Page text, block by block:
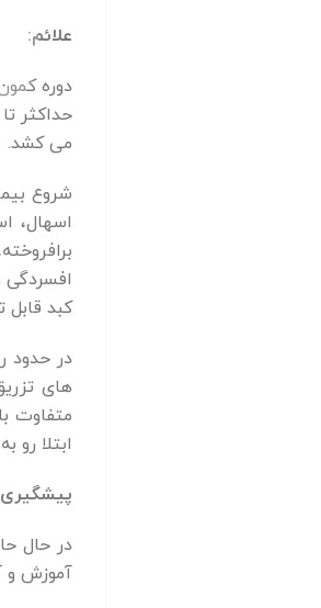
علائم:
می کشد.
شروع
اسهال،
کبد
در حدود
ابتلا رو
در حال
آموزش و